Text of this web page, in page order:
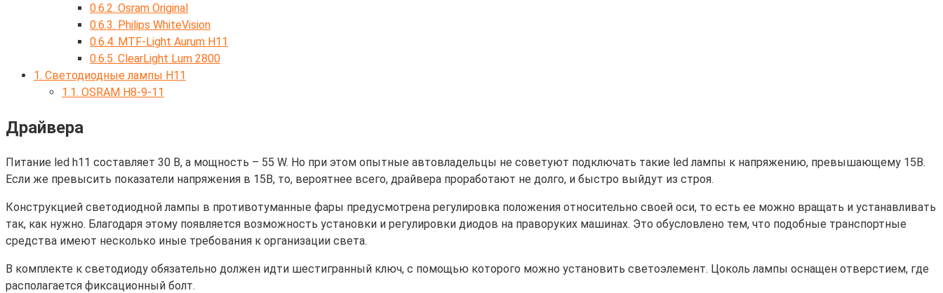
0.6.2. Osram Original
0.6.3. Philips WhiteVision
0.6.4. MTF-Light Aurum H11
0.6.5. ClearLight Lum 2800
1. Светодиодные лампы H11
1.1. OSRAM H8-9-11
Драйвера
Питание led h11 составляет 30 В, а мощность – 55 W. Но при этом опытные автовладельцы не советуют подключать такие led лампы к напряжению, превышающему 15В.
Если же превысить показатели напряжения в 15В, то, вероятнее всего, драйвера проработают не долго, и быстро выйдут из строя.
Конструкцией светодиодной лампы в противотуманные фары предусмотрена регулировка положения относительно своей оси, то есть ее можно вращать и устанавливать
так, как нужно. Благодаря этому появляется возможность установки и регулировки диодов на праворуких машинах. Это обусловлено тем, что подобные транспортные
средства имеют несколько иные требования к организации света.
В комплекте к светодиоду обязательно должен идти шестигранный ключ, с помощью которого можно установить светоэлемент. Цоколь лампы оснащен отверстием, где
располагается фиксационный болт.